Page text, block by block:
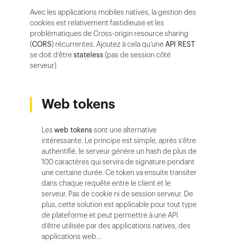
Avec les applications mobiles natives, la gestion des
cookies est relativement fastidieuse et les
problématiques de Cross-origin resource sharing
(CORS) récurrentes. Ajoutez à cela qu’uneAPI REST
se doit d’êtrestateless (pas de session côté
serveur).
Web tokens
Les web tokens sont une alternative
intéressante. Le principe est simple, après s’être
authentifié, le serveur génère un hash de plus de
100 caractères qui servira de signature pendant
une certaine durée. Ce token va ensuite transiter
dans chaque requête entre le client et le
serveur. Pas de cookie ni de session serveur. De
plus, cette solution est applicable pour tout type
de plateforme et peut permettre à une API
d’être utilisée par des applications natives, des
applications web…